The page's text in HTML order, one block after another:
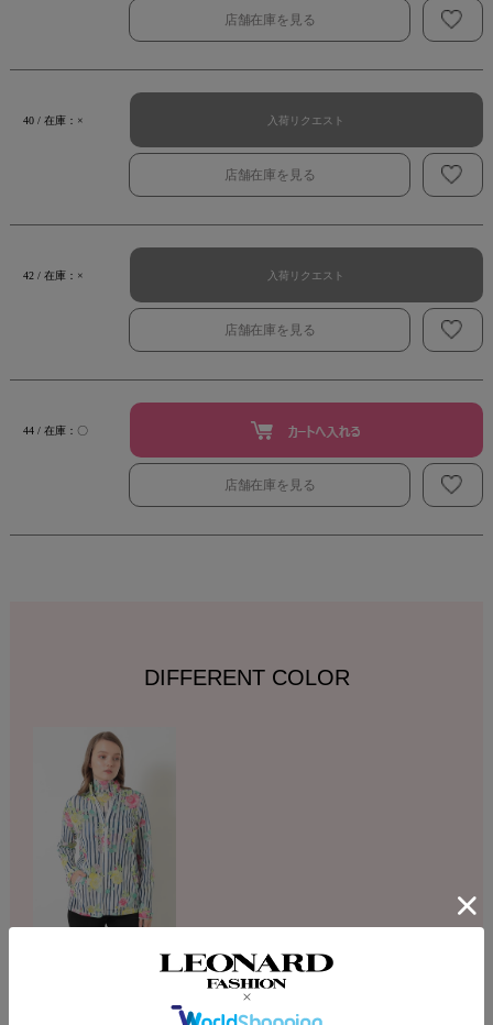
店舗在庫を見る
40 / 在庫：× 入荷リクエスト
店舗在庫を見る
42 / 在庫：× 入荷リクエスト
店舗在庫を見る
44 / 在庫：〇
店舗在庫を見る
DIFFERENT COLOR